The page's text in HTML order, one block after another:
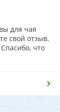
для чая
свой отзыв.
что